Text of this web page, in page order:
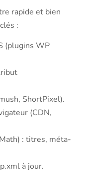
rapide et bien
:
(plugins WP
ShortPixel).
(CDN,
: titres, méta-
à jour.